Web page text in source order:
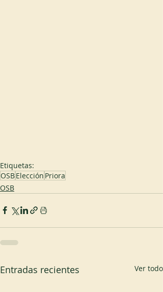
Etiquetas:
OSBElección Priora
OSB
Entradas recientes Ver todo